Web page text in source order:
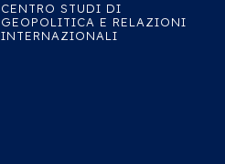
CENTRO STUDI DI
GEOPOLITICA E RELAZIONI
INTERNAZIONALI